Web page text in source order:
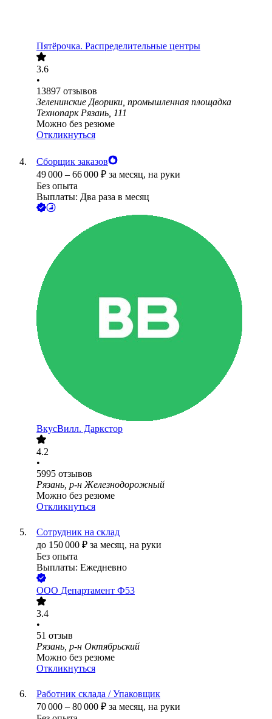
Пятёрочка. Распределительные центры
3.6
•
13897 отзывов
Зеленинские Дворики, промышленная площадка
Технопарк Рязань, 111
Можно без резюме
Откликнуться
Сборщик заказов
49 000 – 66 000 ₽ за месяц, на руки
Без опыта
Выплаты: Два раза в месяц
ВкусВилл. Даркстор
4.2
•
5995 отзывов
Рязань, р-н Железнодорожный
Можно без резюме
Откликнуться
Сотрудник на склад
до 150 000 ₽ за месяц, на руки
Без опыта
Выплаты: Ежедневно
ООО Департамент Ф53
3.4
•
51 отзыв
Рязань, р-н Октябрьский
Можно без резюме
Откликнуться
Работник склада / Упаковщик
70 000 – 80 000 ₽ за месяц, на руки